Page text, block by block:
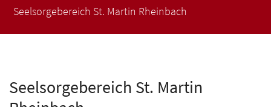
Seelsorgebereich St. Martin Rheinbach
Seelsorgebereich St. Martin